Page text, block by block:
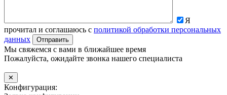
Я
прочитал и соглашаюсь с политикой обработки персональных
данных
Мы свяжемся с вами в ближайшее время
Пожалуйста, ожидайте звонка нашего специалиста
✕
Конфигурация: